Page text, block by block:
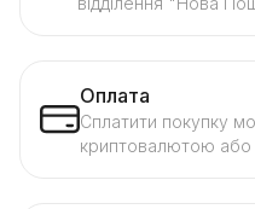
Оплата
Сплатити покупку
криптовалютою або